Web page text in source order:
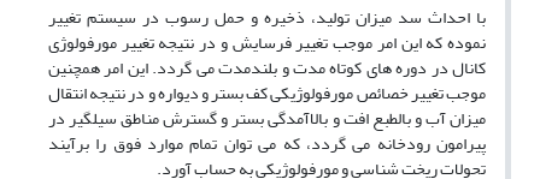
با احداث سد میزان تولید، ذخیره و حمل رسوب در سیستم تغییر
نموده که این امر موجب تغییر فرسایش و در نتیجه تغییر مورفولوژی
کانال در دوره های کوتاه مدت و بلندمدت می گردد. این امر همچنین
موجب تغییر خصائص مورفولوژیکی کف بستر و دیواره و در نتیجه انتقال
میزان آب و بالطبع افت و بالاآمدگی بستر و گسترش مناطق سیلگیر در
پیرامون رودخانه می گردد، که می توان تمام موارد فوق را برآیند
تحولات ریخت شناسی و مورفولوژیکی به حساب آورد.